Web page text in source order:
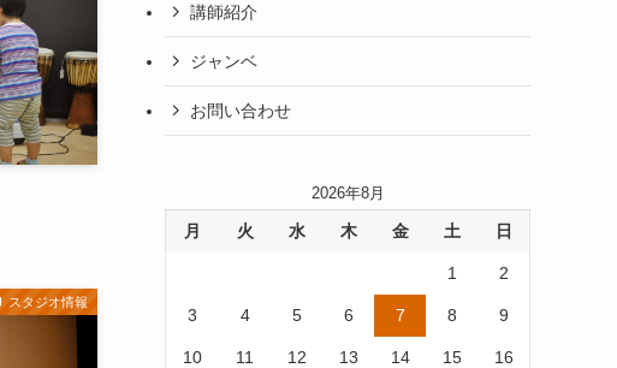
スタジオ情報
講師紹介
ジャンベ
お問い合わせ
2026年8月
月 火 水 木 金 土 日
1 2
3 4 5 6 7 8 9
10 11 12 13 14 15 16